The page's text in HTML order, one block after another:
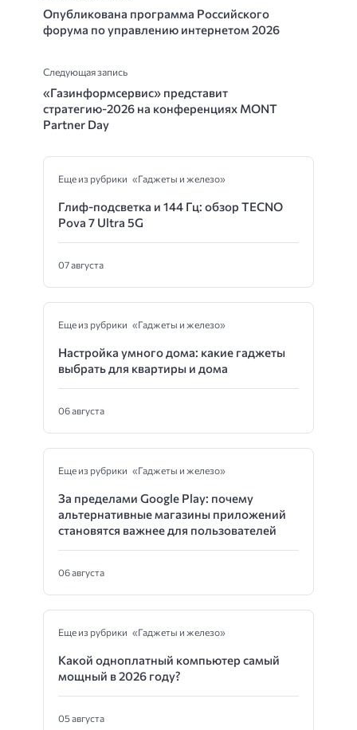
Опубликована программа Российского
форума по управлению интернетом 2026
Следующая запись
«Газинформсервис» представит
стратегию-2026 на конференциях MONT
Partner Day
Еще из рубрики «Гаджеты и железо»
Глиф-подсветка и 144 Гц: обзор TECNO
Pova 7 Ultra 5G
07 августа
Еще из рубрики «Гаджеты и железо»
Настройка умного дома: какие гаджеты
выбрать для квартиры и дома
06 августа
Еще из рубрики «Гаджеты и железо»
За пределами Google Play: почему
альтернативные магазины приложений
становятся важнее для пользователей
06 августа
Еще из рубрики «Гаджеты и железо»
Какой одноплатный компьютер самый
мощный в 2026 году?
05 августа